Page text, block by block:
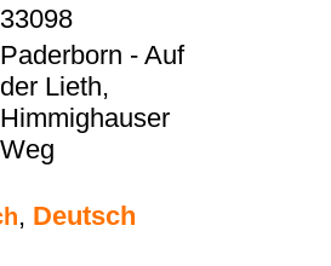
33098
Paderborn - Auf
der Lieth,
Himmighauser
Weg
, Deutsch